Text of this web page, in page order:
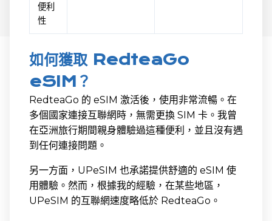
便利
性
如何獲取 RedteaGo
eSIM？
RedteaGo 的 eSIM 激活後，使用非常流暢。在
多個國家連接互聯網時，無需更換 SIM 卡。我曾
在亞洲旅行期間親身體驗過這種便利，並且沒有遇
到任何連接問題。
另一方面，UPeSIM 也承諾提供舒適的 eSIM 使
用體驗。然而，根據我的經驗，在某些地區，
UPeSIM 的互聯網速度略低於 RedteaGo。